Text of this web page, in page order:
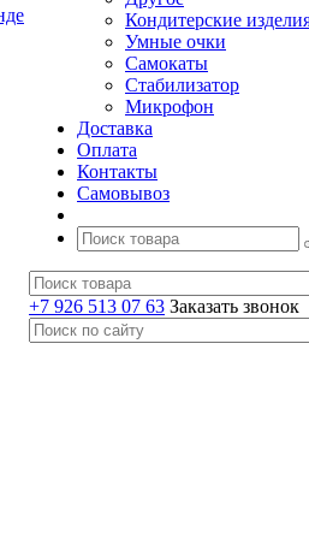
Кондитерские
Умные очки
Самокаты
Стабилизатор
Микрофон
Доставка
Оплата
Контакты
Самовывоз
+7 926 513 07 63 Заказать звонок